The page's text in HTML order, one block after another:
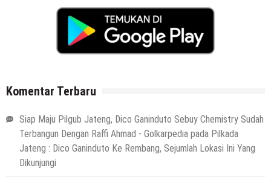
Komentar Terbaru
Siap Maju Pilgub Jateng, Dico Ganinduto Sebuy Chemistry Sudah
Terbangun Dengan Raffi Ahmad - Golkarpedia pada Pilkada
Jateng : Dico Ganinduto Ke Rembang, Sejumlah Lokasi Ini Yang
Dikunjungi